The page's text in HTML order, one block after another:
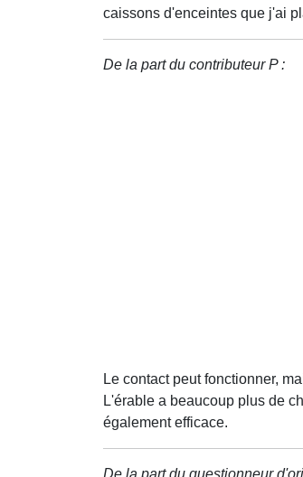
caissons d'enceintes que j'ai
De la part du contributeur P :
Le contact peut fonctionner,
L'érable a beaucoup plus de
également efficace.
De la part du questionneur